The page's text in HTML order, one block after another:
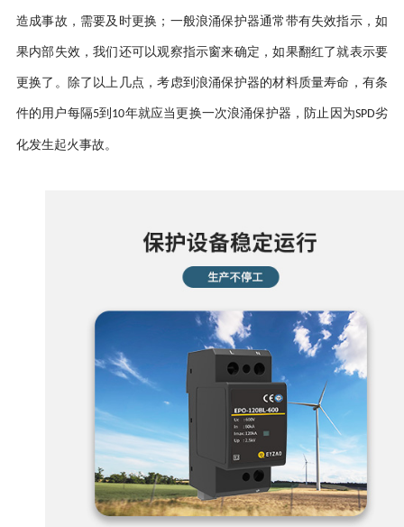
造成事故，需要及时更换；一般浪涌保护器通常带有失效指示，如
果内部失效，我们还可以观察指示窗来确定，如果翻红了就表示要
更换了。除了以上几点，考虑到浪涌保护器的材料质量寿命，有条
件的用户每隔5到 10年就应当更换一次浪涌保护器，防止因为SPD劣
化发生起火事故。